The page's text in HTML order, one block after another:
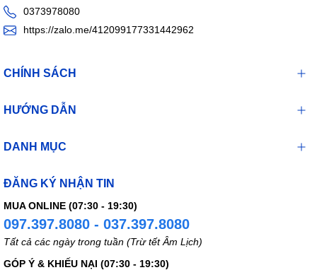
0373978080
https://zalo.me/412099177331442962
CHÍNH SÁCH
HƯỚNG DẪN
DANH MỤC
ĐĂNG KÝ NHẬN TIN
MUA ONLINE (07:30 - 19:30)
097.397.8080 - 037.397.8080
Tất cả các ngày trong tuần (Trừ tết Âm Lịch)
GÓP Ý & KHIẾU NẠI (07:30 - 19:30)